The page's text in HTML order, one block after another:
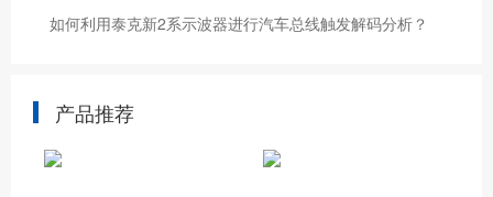
如何利用泰克新2系示波器进行汽车总线触发解码分析？
产品推荐